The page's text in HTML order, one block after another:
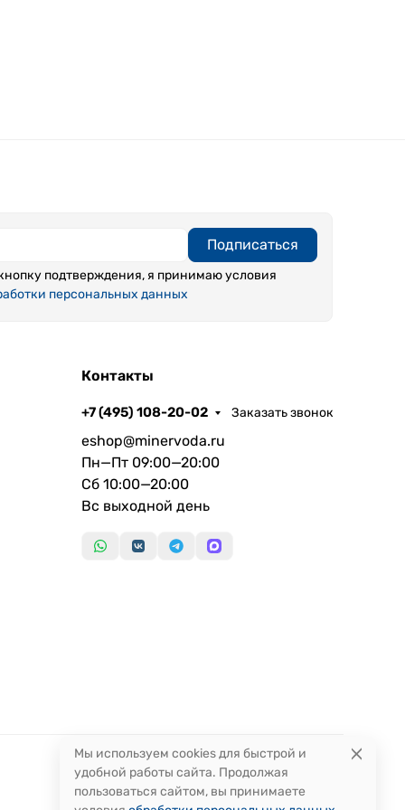
Подписаться
подтверждения, я принимаю условия
персональных данных
Контакты
+7 (495) 108-20-02 Заказать звонок
eshop@minervoda.ru
Пн—Пт 09:00—20:00
Сб 10:00—20:00
Вс выходной день
Мы используем cookies для быстрой и
удобной работы сайта. Продолжая
пользоваться сайтом, вы принимаете